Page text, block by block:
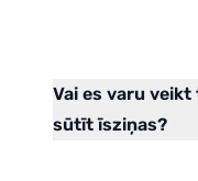
Vai es varu
sūtīt īsziņas?